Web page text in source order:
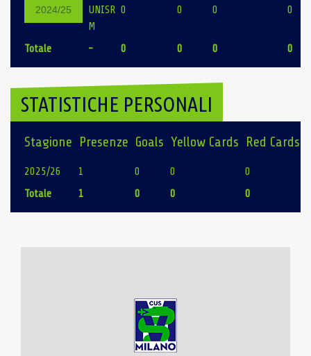
2024/25
UNISR
M
0 0 0 0
Totale - 0 0 0 0
STATISTICHE PERSONALI
Stagione Presenze Goals Yellow Cards Red Cards
2025/26 1 0 0 0
Totale
1 0 0 0